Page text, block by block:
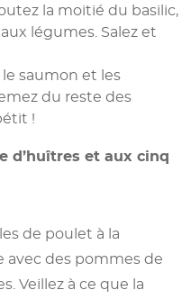
la moitié du basilic,
légumes. Salez et
saumon et les
du reste des
!
d’huîtres et aux cinq
de poulet à la
avec des pommes de
Veillez à ce que la